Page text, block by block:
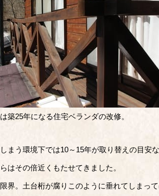
築25年になる住宅ベランダの改修。
まう環境下では10～15年が取り替えの目安
はその倍近くもたせてきました。
界。土台桁が腐りこのように垂れてしまっ